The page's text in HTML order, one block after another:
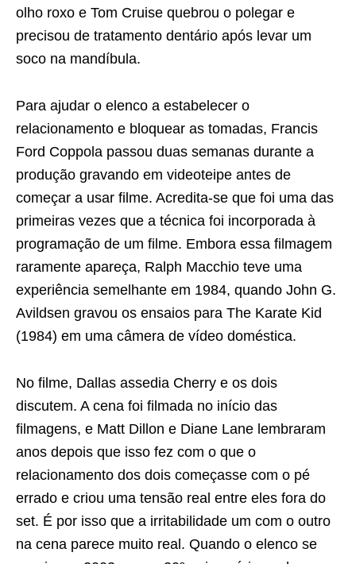
olho roxo e Tom Cruise quebrou o polegar e
precisou de tratamento dentário após levar um
soco na mandíbula.
Para ajudar o elenco a estabelecer o
relacionamento e bloquear as tomadas, Francis
Ford Coppola passou duas semanas durante a
produção gravando em videoteipe antes de
começar a usar filme. Acredita-se que foi uma das
primeiras vezes que a técnica foi incorporada à
programação de um filme. Embora essa filmagem
raramente apareça, Ralph Macchio teve uma
experiência semelhante em 1984, quando John G.
Avildsen gravou os ensaios para The Karate Kid
(1984) em uma câmera de vídeo doméstica.
No filme, Dallas assedia Cherry e os dois
discutem. A cena foi filmada no início das
filmagens, e Matt Dillon e Diane Lane lembraram
anos depois que isso fez com o que o
relacionamento dos dois começasse com o pé
errado e criou uma tensão real entre eles fora do
set. É por isso que a irritabilidade um com o outro
na cena parece muito real. Quando o elenco se